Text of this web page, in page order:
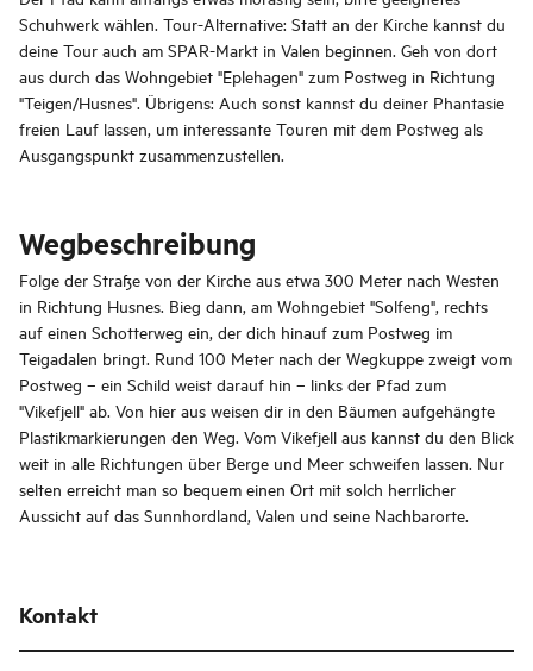
Schuhwerk wählen. Tour-Alternative: Statt an der Kirche kannst du
deine Tour auch am SPAR-Markt in Valen beginnen. Geh von dort
aus durch das Wohngebiet "Eplehagen" zum Postweg in Richtung
"Teigen/Husnes". Übrigens: Auch sonst kannst du deiner Phantasie
freien Lauf lassen, um interessante Touren mit dem Postweg als
Ausgangspunkt zusammenzustellen.
Wegbeschreibung
Folge der Straße von der Kirche aus etwa 300 Meter nach Westen
in Richtung Husnes. Bieg dann, am Wohngebiet "Solfeng", rechts
auf einen Schotterweg ein, der dich hinauf zum Postweg im
Teigadalen bringt. Rund 100 Meter nach der Wegkuppe zweigt vom
Postweg – ein Schild weist darauf hin – links der Pfad zum
"Vikefjell" ab. Von hier aus weisen dir in den Bäumen aufgehängte
Plastikmarkierungen den Weg. Vom Vikefjell aus kannst du den Blick
weit in alle Richtungen über Berge und Meer schweifen lassen. Nur
selten erreicht man so bequem einen Ort mit solch herrlicher
Aussicht auf das Sunnhordland, Valen und seine Nachbarorte.
Kontakt